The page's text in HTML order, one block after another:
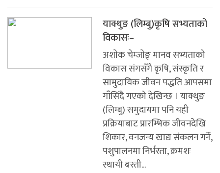
याक्थुङ (लिम्बु)कृषि सभ्यताको
विकासः–
अशाेक चेम्जाेङ् मानव सभ्यताको
विकास संगसँगै कृषि, संस्कृति र
सामुदायिक जीवन पद्धति आपसमा
गाँसिँदै गएको देखिन्छ । याक्थुङ
(लिम्बु) समुदायमा पनि यही
प्रक्रियाबाट प्रारम्भिक जीवनदेखि
शिकार, वनजन्य खाद्य संकलन गर्ने,
पशुपालनमा निर्भरता, क्रमशः
स्थायी बस्ती...